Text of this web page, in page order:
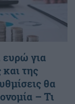
ευρώ για
και της
θα
– Τι